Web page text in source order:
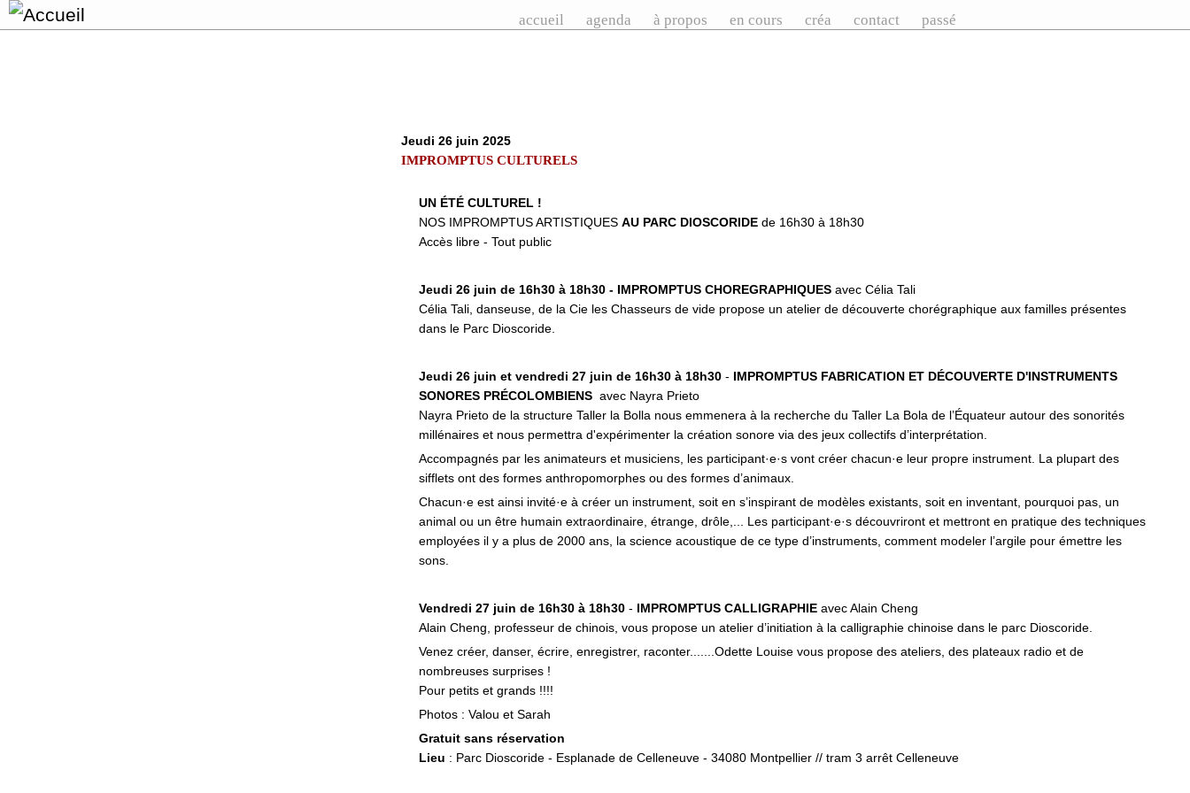
accueil agenda à propos en cours créa contact passé
Jeudi 26 juin 2025
IMPROMPTUS CULTURELS
UN ÉTÉ CULTUREL !
NOS IMPROMPTUS ARTISTIQUES AU PARC DIOSCORIDEde 16h30 à 18h30
Accès libre - Tout public
Jeudi 26 juin de 16h30 à 18h30 - IMPROMPTUS CHOREGRAPHIQUES avec Célia Tali
Célia Tali, danseuse, de la Cie les Chasseurs de vide propose un atelier de découverte chorégraphique aux familles présentes
dans le Parc Dioscoride.
Jeudi 26 juin et vendredi 27 juin de 16h30 à 18h30 - IMPROMPTUS FABRICATION ET DÉCOUVERTE D'INSTRUMENTS
SONORES PRÉCOLOMBIENSavec Nayra Prieto
Nayra Prieto de la structure Taller la Bolla nous emmenera à la recherche du Taller La Bola de l’Équateur autour des sonorités
millénaires et nous permettra d'expérimenter la création sonore via des jeux collectifs d’interprétation.
Accompagnés par les animateurs et musiciens, les participant·e·s vont créer chacun·e leur propre instrument. La plupart des
sifflets ont des formes anthropomorphes ou des formes d’animaux.
Chacun·e est ainsi invité·e à créer un instrument, soit en s’inspirant de modèles existants, soit en inventant, pourquoi pas, un
animal ou un être humain extraordinaire, étrange, drôle,... Les participant·e·s découvriront et mettront en pratique des techniques
employées il y a plus de 2000 ans, la science acoustique de ce type d’instruments, comment modeler l’argile pour émettre les
sons.
Vendredi 27 juin de 16h30 à 18h30 - IMPROMPTUS CALLIGRAPHIE avec Alain Cheng
Alain Cheng, professeur de chinois, vous propose un atelier d’initiation à la calligraphie chinoise dans le parc Dioscoride.
Venez créer, danser, écrire, enregistrer, raconter.......Odette Louise vous propose des ateliers, des plateaux radio et de
nombreuses surprises !
Pour petits et grands !!!!
Photos : Valou et Sarah
Gratuit sans réservation
Lieu : Parc Dioscoride - Esplanade de Celleneuve - 34080 Montpellier // tram 3 arrêt Celleneuve